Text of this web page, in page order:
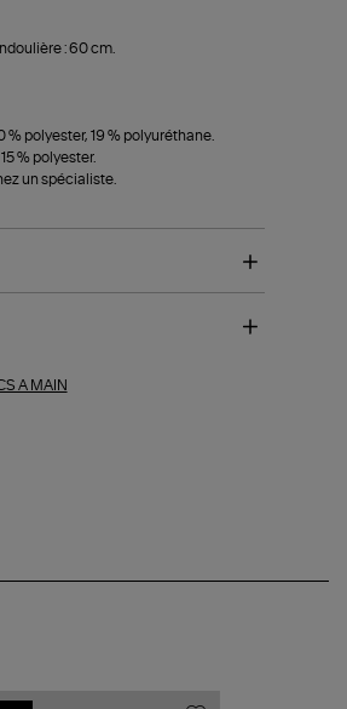
: 60 cm.
% polyester, 19 % polyuréthane.
% polyester.
un spécialiste.
A MAIN